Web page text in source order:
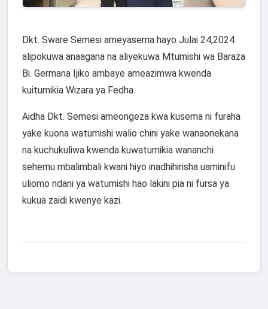
Dkt. Sware Semesi ameyasema hayo Julai 24,2024
alipokuwa anaagana na aliyekuwa Mtumishi wa Baraza
Bi. Germana Ijiko ambaye ameazimwa kwenda
kuitumikia Wizara ya Fedha.
Aidha Dkt. Semesi ameongeza kwa kusema ni furaha
yake kuona watumishi walio chini yake wanaonekana
na kuchukuliwa kwenda kuwatumikia wananchi
sehemu mbalimbali kwani hiyo inadhihirisha uaminifu
uliomo ndani ya watumishi hao lakini pia ni fursa ya
kukua zaidi kwenye kazi.